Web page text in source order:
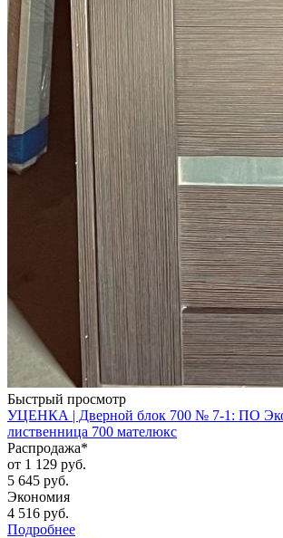
Быстрый просмотр
УЦЕНКА | Дверной блок 700 № 7-1: ПО
лиственница 700 мателюкс
Распродажа*
от 1 129 руб.
5 645 руб.
Экономия
4 516 руб.
Подробнее